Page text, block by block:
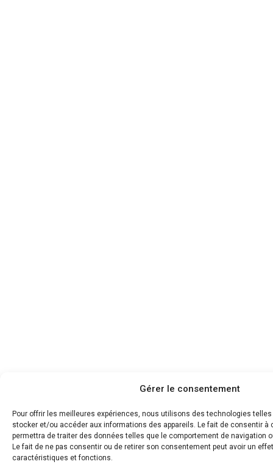
Gérer le consentement
Pour offrir les meilleures expériences, nous utilisons des technologies
stocker et/ou accéder aux informations des appareils. Le fait de consentir à
permettra de traiter des données telles que le comportement de navigation
Le fait de ne pas consentir ou de retirer son consentement peut avoir un
caractéristiques et fonctions.